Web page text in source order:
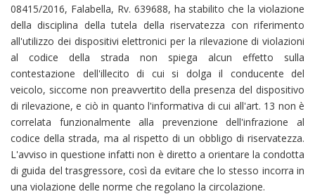
08415/2016, Falabella, Rv. 639688, ha stabilito che la violazione
della disciplina della tutela della riservatezza con riferimento
all'utilizzo dei dispositivi elettronici per la rilevazione di violazioni
al codice della strada non spiega alcun effetto sulla
contestazione dell'illecito di cui si dolga il conducente del
veicolo, siccome non preavvertito della presenza del dispositivo
di rilevazione, e ciò in quanto l'informativa di cui all'art. 13 non è
correlata funzionalmente alla prevenzione dell'infrazione al
codice della strada, ma al rispetto di un obbligo di riservatezza.
L'avviso in questione infatti non è diretto a orientare la condotta
di guida del trasgressore, così da evitare che lo stesso incorra in
una violazione delle norme che regolano la circolazione.